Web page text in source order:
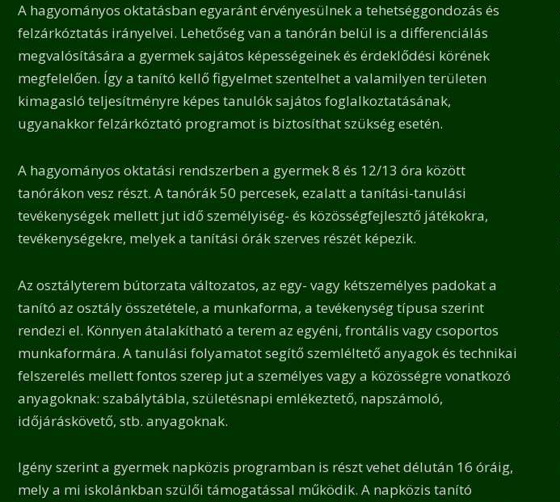
A hagyományos oktatásban egyaránt érvényesülnek a tehetséggondozás és
felzárkóztatás irányelvei. Lehetőség van a tanórán belül is a differenciálás
megvalósítására a gyermek sajátos képességeinek és érdeklődési körének
megfelelően. Így a tanító kellő figyelmet szentelhet a valamilyen területen
kimagasló teljesítményre képes tanulók sajátos foglalkoztatásának,
ugyanakkor felzárkóztató programot is biztosíthat szükség esetén.
A hagyományos oktatási rendszerben a gyermek 8 és 12/13 óra között
tanórákon vesz részt. A tanórák 50 percesek, ezalatt a tanítási-tanulási
tevékenységek mellett jut idő személyiség- és közösségfejlesztő játékokra,
tevékenységekre, melyek a tanítási órák szerves részét képezik.
Az osztályterem bútorzata változatos, az egy- vagy kétszemélyes padokat a
tanító az osztály összetétele, a munkaforma, a tevékenység típusa szerint
rendezi el. Könnyen átalakítható a terem az egyéni, frontális vagy csoportos
munkaformára. A tanulási folyamatot segítő szemléltető anyagok és technikai
felszerelés mellett fontos szerep jut a személyes vagy a közösségre vonatkozó
anyagoknak: szabálytábla, születésnapi emlékeztető, napszámoló,
időjáráskövető, stb. anyagoknak.
Igény szerint a gyermek napközis programban is részt vehet délután 16 óráig,
mely a mi iskolánkban szülői támogatással működik. A napközis tanító